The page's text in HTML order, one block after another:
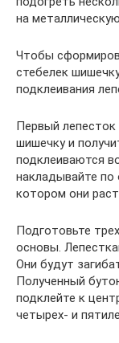
на
Чтобы
стебелек
подклеивания
Первый
шишечку и
подклеиваются
накладывайте по
котором они
Подготовьте
основы.
Они будут
Полученный
подклейте к
четырех- и